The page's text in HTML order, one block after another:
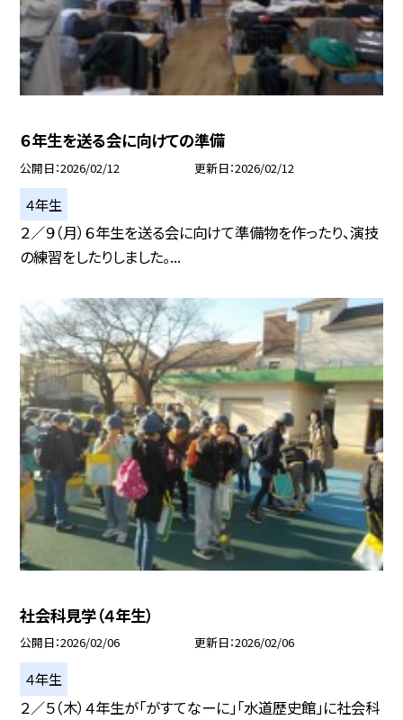
６年生を送る会に向けての準備
公開日 2026/02/12 更新日 2026/02/12
４年生
２／９（月）６年生を送る会に向けて準備物を作ったり、演技
の練習をしたりしました。...
社会科見学（４年生）
公開日 2026/02/06 更新日 2026/02/06
４年生
２／５（木）４年生が「がすてなーに」「水道歴史館」に社会科